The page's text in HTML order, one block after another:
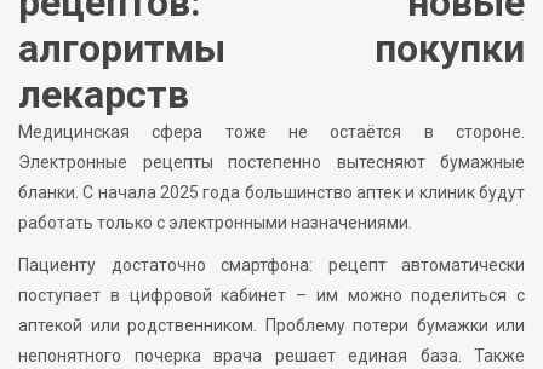
алгоритмы покупки
лекарств
Медицинская сфера тоже не остаётся в стороне.
Электронные рецепты постепенно вытесняют бумажные
бланки. С начала 2025 года большинство аптек и клиник будут
работать только с электронными назначениями.
Пациенту достаточно смартфона: рецепт автоматически
поступает в цифровой кабинет – им можно поделиться с
аптекой или родственником. Проблему потери бумажки или
непонятного почерка врача решает единая база. Также